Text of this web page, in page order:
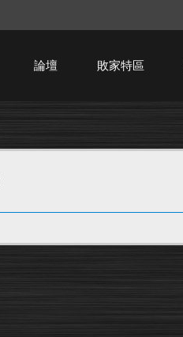
論壇 敗家特區